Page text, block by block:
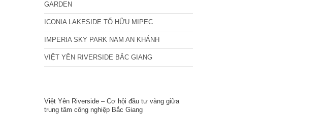
GARDEN
ICONIA LAKESIDE TỐ HỮU MIPEC
IMPERIA SKY PARK NAM AN KHÁNH
VIỆT YÊN RIVERSIDE BẮC GIANG
Việt Yên Riverside – Cơ hội đầu tư vàng giữa
trung tâm công nghiệp Bắc Giang